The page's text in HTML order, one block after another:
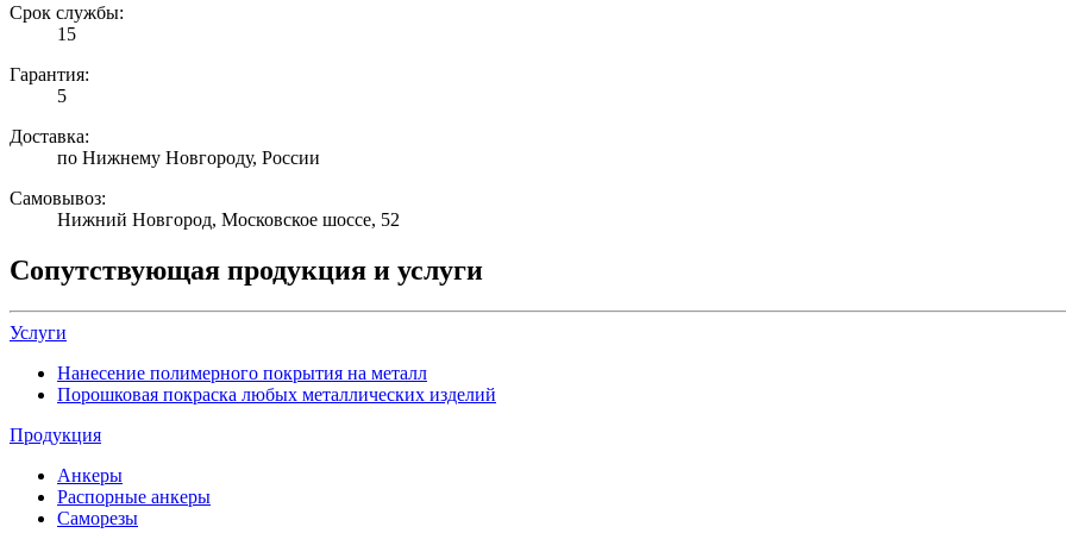
Срок службы:
15
Гарантия:
5
Доставка:
по Нижнему Новгороду, России
Самовывоз:
Нижний Новгород, Московское шоссе, 52
Сопутствующая продукция и услуги
Услуги
Нанесение полимерного покрытия на металл
Порошковая покраска любых металлических изделий
Продукция
Анкеры
Распорные анкеры
Саморезы